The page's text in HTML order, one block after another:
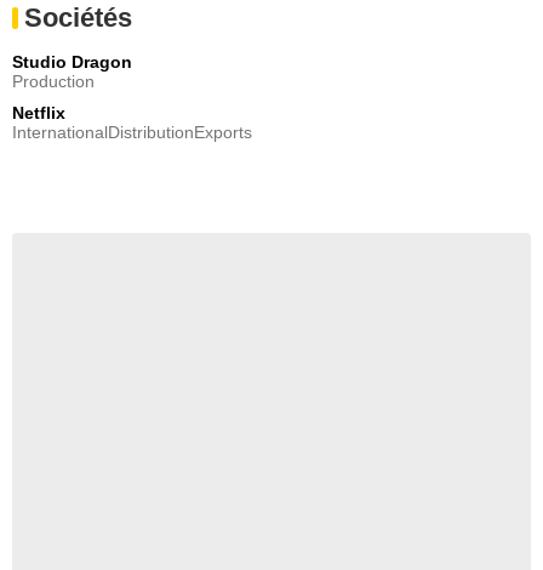
Sociétés
Studio Dragon
Production
Netflix
InternationalDistributionExports